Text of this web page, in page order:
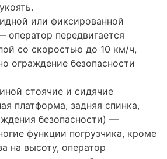
или фиксированной
оператор передвигается
со скоростью до 10 км/ч,
ограждение безопасности
стоячие и сидячие
платформа, задняя спинка,
безопасности) —
функции погрузчика, кроме
на высоту, оператор